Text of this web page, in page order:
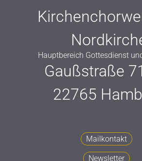
Hauptbereich Gottesdienst
Gaußstraße
22765
Mailkontakt
Newsletter